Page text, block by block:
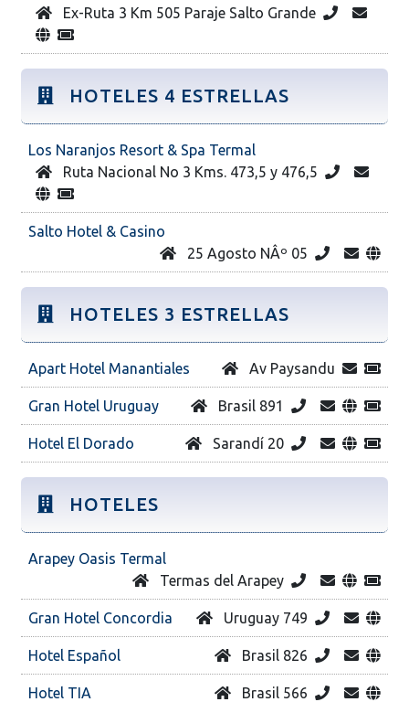
Ex-Ruta 3 Km 505 Paraje Salto Grande
HOTELES 4 ESTRELLAS
Los Naranjos Resort & Spa Termal
Ruta Nacional No 3 Kms. 473,5 y 476,5
Salto Hotel & Casino
25 Agosto NÂº 05
HOTELES 3 ESTRELLAS
Apart Hotel Manantiales Av Paysandu
Gran Hotel Uruguay Brasil 891
Hotel El Dorado Sarandí 20
HOTELES
Arapey Oasis Termal
Termas del Arapey
Gran Hotel Concordia Uruguay 749
Hotel Español Brasil 826
Hotel TIA Brasil 566